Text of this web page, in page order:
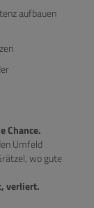
aufbauen
Chance.
Umfeld
wo gute
verliert.